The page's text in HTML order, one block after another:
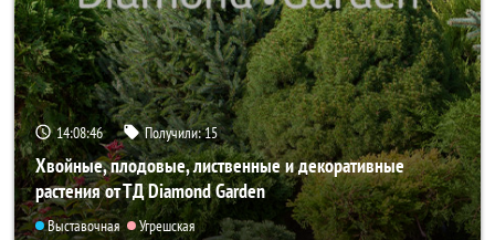
14:08:43 Получили:15
Хвойные, плодовые, лиственные и декоративные
растения от ТД Diamond Garden
Выставочная Угрешская